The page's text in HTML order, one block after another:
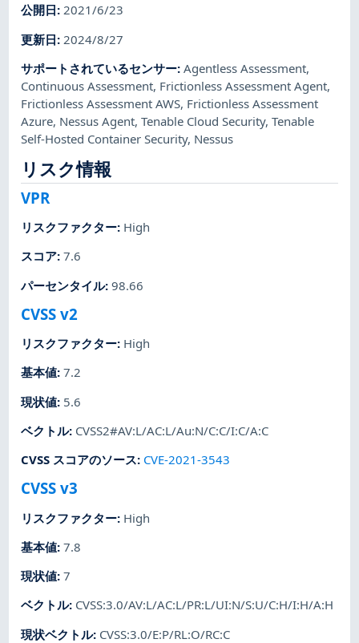
公開日:2021/6/23
更新日: 2024/8/27
サポートされているセンサー:Agentless Assessment,
Continuous Assessment, Frictionless Assessment Agent,
Frictionless Assessment AWS, Frictionless Assessment
Azure, Nessus Agent,Tenable Cloud Security,Tenable
Self-Hosted Container Security, Nessus
リスク情報
VPR
リスクファクター: High
スコア:7.6
パーセンタイル:98.66
CVSS v2
リスクファクター: High
基本値:7.2
現状値: 5.6
ベクトル: CVSS2#AV:L/AC:L/Au:N/C:C/I:C/A:C
CVSS スコアのソース: CVE-2021-3543
CVSS v3
リスクファクター: High
基本値:7.8
現状値:7
ベクトル: CVSS:3.0/AV:L/AC:L/PR:L/UI:N/S:U/C:H/I:H/A:H
現状ベクトル: CVSS:3.0/E:P/RL:O/RC:C